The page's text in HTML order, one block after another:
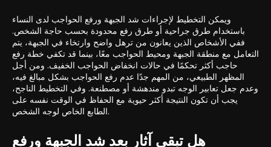
ويمكن التخطيط لإجراءات شد الجبهة ورفع الحواجب لدى النساء
باستخدام طرق جراحية أو طرق رفع محدودة بحسب حاجة الشخص.
ففي الأشخاص الذين يعانون من ترهل واضح وارتخاء في الجبهة، يتم
التعامل مع منطقة الجبهة ومحيط الحواجب معًا، بينما قد تكفي خطة رفع
حاجب أكثر تحكمًا في حالات انخفاض الحواجب الخفيف. ومن أجل
المظهر الطبيعي، من المهم جدًا عدم رفع الحواجب بشكل مبالغ فيه،
وعدم جعل تعابير الوجه تبدو مندهشة أو مصطنعة. وفي التخطيط الناجح،
يجب أن تكون النتيجة أكثر حيوية مع الحفاظ في الوقت نفسه على
الطابع الخاص لوجه الشخص.
هل تبقى آثار بعد شد الجبهة ورفع